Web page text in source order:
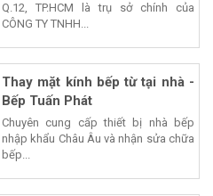
Q.12, TP.HCM là trụ sở chính của
CÔNG TY TNHH...
Thay mặt kính bếp từ tại nhà -
Bếp Tuấn Phát
Chuyên cung cấp thiết bị nhà bếp
nhập khẩu Châu Âu và nhận sửa chữa
bếp...